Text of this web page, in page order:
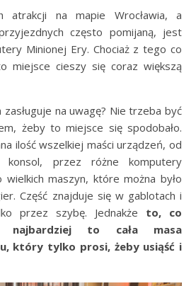
atrakcji na mapie Wrocławia, a
często pomijaną, jest
Minionej Ery. Chociaż z tego co
miejsce cieszy się coraz większą
na uwagę? Nie trzeba być
żeby to miejsce się spodobało.
ilość wszelkiej maści urządzeń, od
konsol, przez różne komputery
maszyn, które można było
Część znajduje się w gablotach i
przez szybę. Jednakże to, co
najbardziej to cała masa
który tylko prosi, żeby usiąść i